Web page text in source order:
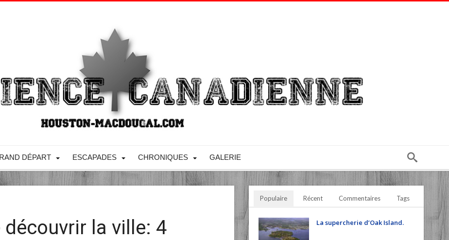
DÉPART ESCAPADES CHRONIQUES GALERIE
la ville: 4
Populaire Récent Commentaires Tags
La supercherie d’Oak Island.